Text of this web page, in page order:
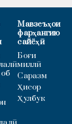
Мавзеъҳои
фарҳангию
сайёҳӣ
Боғи
миллӣ
Саразм
Ҳисор
Ҳулбук